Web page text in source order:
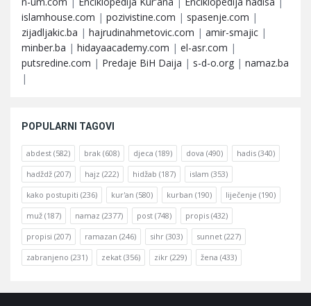
islamhouse.com | pozivistine.com | spasenje.com |
zijadljakic.ba | hajrudinahmetovic.com | amir-smajic |
minber.ba | hidayaacademy.com | el-asr.com |
putsredine.com | Predaje BiH Daija | s-d-o.org | namaz.ba
|
POPULARNI TAGOVI
abdest (582) brak (608) djeca (189) dova (490) hadis (340)
hadždž (207) hajz (222) hidžab (187) islam (353)
kako postupiti (236) kur'an (580) kurban (190) liječenje (190)
muž (187) namaz (2377) post (748) propis (432)
propisi (207) ramazan (246) sihr (303) sunnet (227)
zabranjeno (231) zekat (356) zikr (229) žena (433)